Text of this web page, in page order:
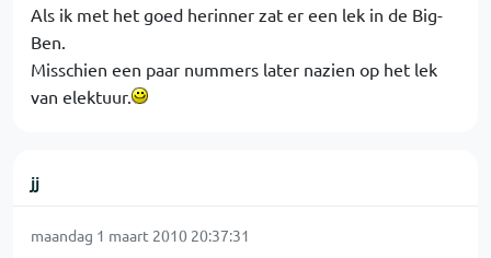
Als ik met het goed herinner zat er een lek in de Big-
Ben.
Misschien een paar nummers later nazien op het lek
van elektuur.
jj
maandag 1 maart 2010 20:37:31